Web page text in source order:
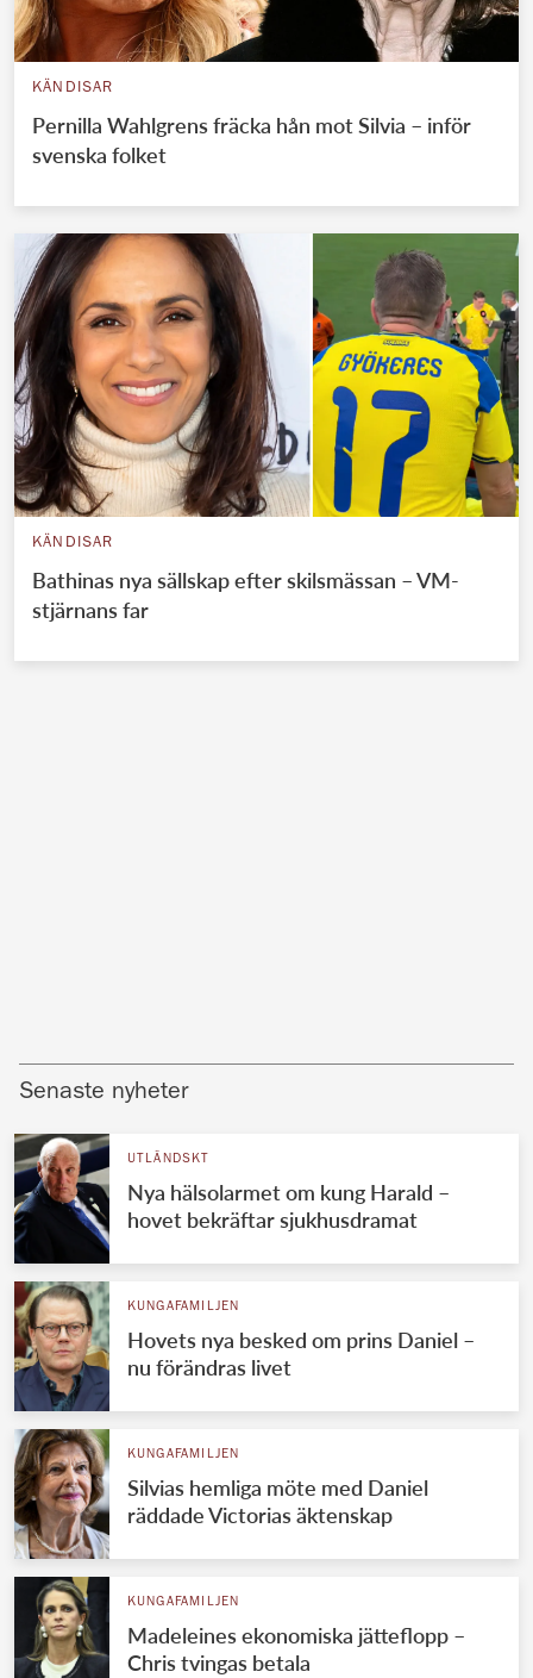
KÄNDISAR
Pernilla Wahlgrens fräcka hån mot Silvia – inför
svenska folket
KÄNDISAR
Bathinas nya sällskap efter skilsmässan – VM-
stjärnans far
Senaste nyheter
UTLÄNDSKT
Nya hälsolarmet om kung Harald –
hovet bekräftar sjukhusdramat
KUNGAFAMILJEN
Hovets nya besked om prins Daniel –
nu förändras livet
KUNGAFAMILJEN
Silvias hemliga möte med Daniel
räddade Victorias äktenskap
KUNGAFAMILJEN
Madeleines ekonomiska jätteflopp –
Chris tvingas betala